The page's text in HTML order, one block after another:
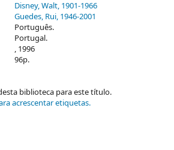
Disney, Walt, 1901-1966
Guedes, Rui, 1946-2001
Português.
Portugal.
, 1996
96p.
biblioteca para este título.
acrescentar etiquetas.